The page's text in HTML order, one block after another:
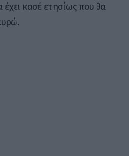
κασέ ετησίως που θα